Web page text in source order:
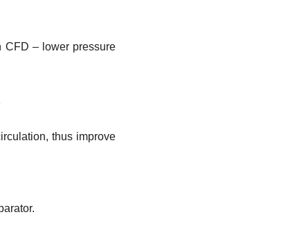
CFD – lower pressure
thus improve